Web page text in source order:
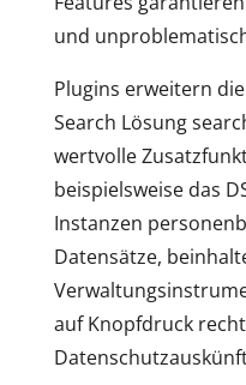
und
Plugins erweitern
Search Lösung
wertvolle
beispielsweise das
Instanzen
Datensätze,
auf Knopfdruck